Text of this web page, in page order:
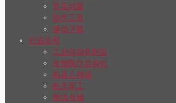
常见问题
软件工具
驱动下载
行业应用
工业自动化制造
生物医疗自动化
机器人领域
航天军工
物流仓储